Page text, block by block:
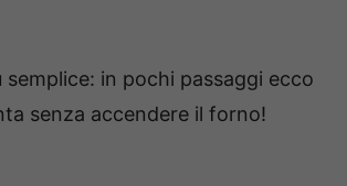
semplice: in pochi passaggi ecco
senza accendere il forno!